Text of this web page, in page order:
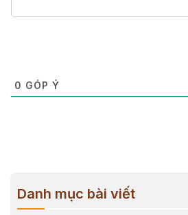
0 GÓP Ý
Danh mục bài viết